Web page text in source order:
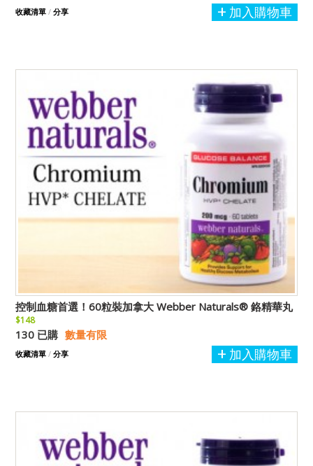
加入購物車
收藏清單 / 分享
控制血糖首選！60粒裝加拿大 Webber Naturals® 鉻精華丸
$148
130 已購 數量有限
加入購物車
收藏清單 / 分享